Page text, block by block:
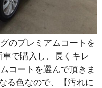
のプレミアムコートを
で購入し、長くキレ
コートを選んで頂きま
る色なので、【汚れに